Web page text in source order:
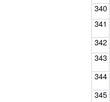
340
341
342
343
344
345